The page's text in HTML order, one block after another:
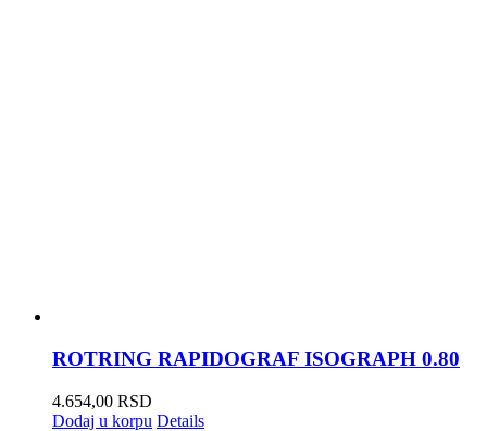
ROTRING RAPIDOGRAF ISOGRAPH 0.80
4.654,00 RSD
Dodaj u korpu Details